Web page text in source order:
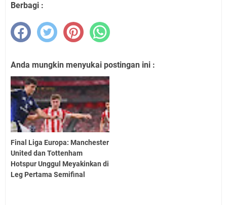
Berbagi :
Anda mungkin menyukai postingan ini :
Final Liga Europa: Manchester
United dan Tottenham
Hotspur Unggul Meyakinkan di
Leg Pertama Semifinal